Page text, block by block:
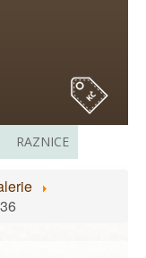
RAZNICE